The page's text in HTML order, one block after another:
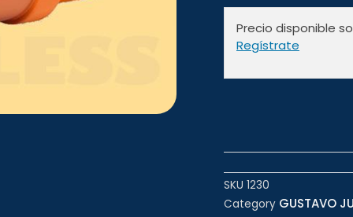
Precio disponible
Regístrate
SKU 1230
Category GUSTAVO